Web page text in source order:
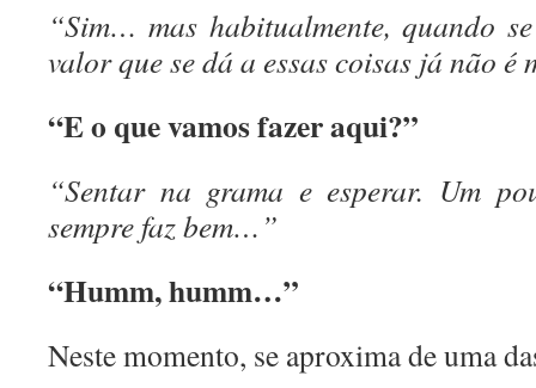
“Sim… mas habitualmente, quando
valor que se dá a essas coisas já não
“E o que vamos fazer aqui?”
“Sentar na grama e esperar. Um
sempre faz bem…”
“Humm, humm…”
Neste momento, se aproxima de uma